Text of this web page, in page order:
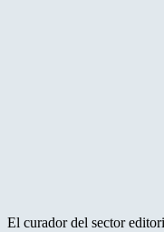
El curador del sector